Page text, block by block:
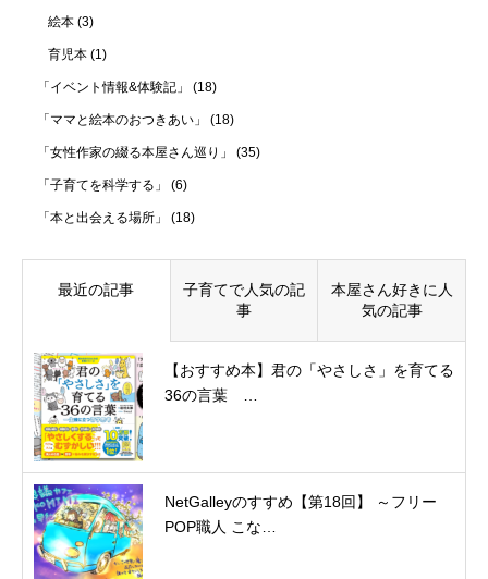
絵本 (3)
育児本 (1)
「イベント情報&体験記」 (18)
「ママと絵本のおつきあい」 (18)
「女性作家の綴る本屋さん巡り」 (35)
「子育てを科学する」 (6)
「本と出会える場所」 (18)
最近の記事
子育てで人気の記
事
本屋さん好きに人
気の記事
【おすすめ本】君の「やさしさ」を育てる
36の言葉 …
NetGalleyのすすめ【第18回】 ～フリー
POP職人 こな…